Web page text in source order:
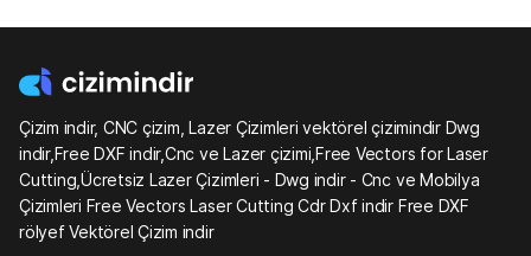
Çizim indir, CNC çizim, Lazer Çizimleri vektörel çizimindir Dwg
indir,Free DXF indir,Cnc ve Lazer çizimi,Free Vectors for Laser
Cutting,Ücretsiz Lazer Çizimleri - Dwg indir - Cnc ve Mobilya
Çizimleri Free Vectors Laser Cutting Cdr Dxf indir Free DXF
rölyef Vektörel Çizim indir